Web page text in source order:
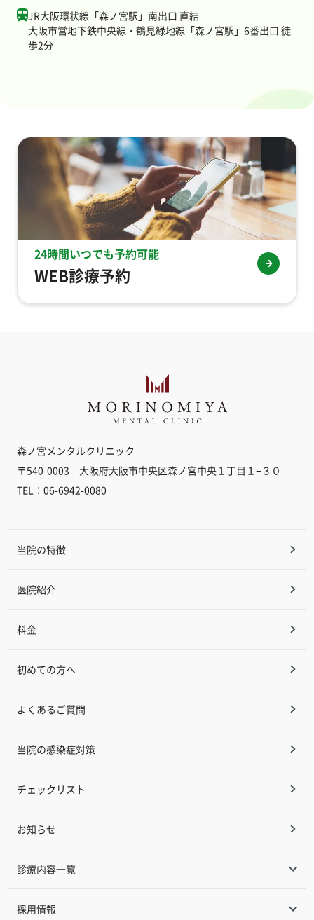
JR大阪環状線「森ノ宮駅」南出口 直結
大阪市営地下鉄中央線・鶴見緑地線「森ノ宮駅」6番出口 徒
歩2分
24時間いつでも予約可能
WEB診療予約
森ノ宮メンタルクリニック
〒540-0003 大阪府大阪市中央区森ノ宮中央１丁目１−３０
TEL：06-6942-0080
当院の特徴
医院紹介
料金
初めての方へ
よくあるご質問
当院の感染症対策
チェックリスト
お知らせ
診療内容一覧
採用情報